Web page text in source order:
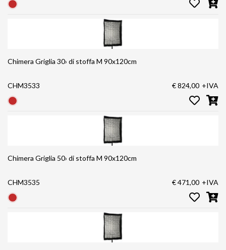
Chimera Griglia 30› di stoffa M 90x120cm
CHM3533 € 824,00 +IVA
Chimera Griglia 50› di stoffa M 90x120cm
CHM3535 € 471,00 +IVA